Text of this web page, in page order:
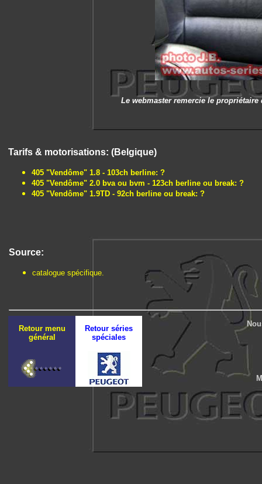
Le webmaster remercie le
Tarifs & motorisations: (Belgique)
405 "Vendôme" 1.8 - 103ch berline: ?
405 "Vendôme" 2.0 bva ou bvm - 123ch berline ou break: ?
405 "Vendôme" 1.9TD - 92ch berline ou break: ?
Source:
catalogue spécifique.
Retour menu
général
Retour séries
spéciales